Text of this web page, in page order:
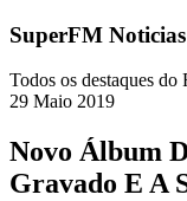
SuperFM Noticias
Todos os destaques do
29 Maio 2019
Novo Álbum
Gravado E A